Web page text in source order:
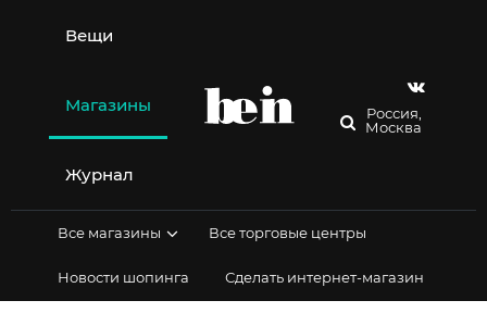
содержимому
Вещи
Магазины
Журнал
Россия,
Москва
Все магазины Все торговые центры
Новости шопинга Сделать интернет-магазин